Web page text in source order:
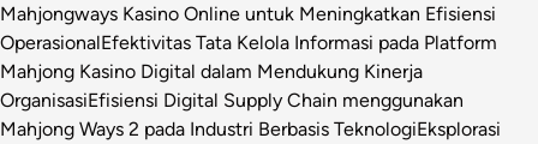
Mahjongways Kasino Online untuk Meningkatkan Efisiensi
OperasionalEfektivitas Tata Kelola Informasi pada Platform
Mahjong Kasino Digital dalam Mendukung Kinerja
OrganisasiEfisiensi Digital Supply Chain menggunakan
Mahjong Ways 2 pada Industri Berbasis TeknologiEksplorasi